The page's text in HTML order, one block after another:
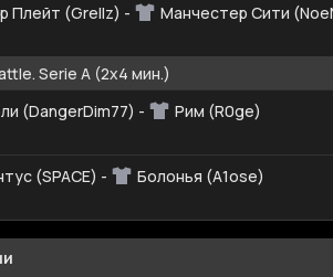
Плейт (Grellz) - Манчестер Сити
Serie A (2x4 мин.)
(DangerDim77) - Рим (R0ge)
(SPACE) - Болонья (A1ose)